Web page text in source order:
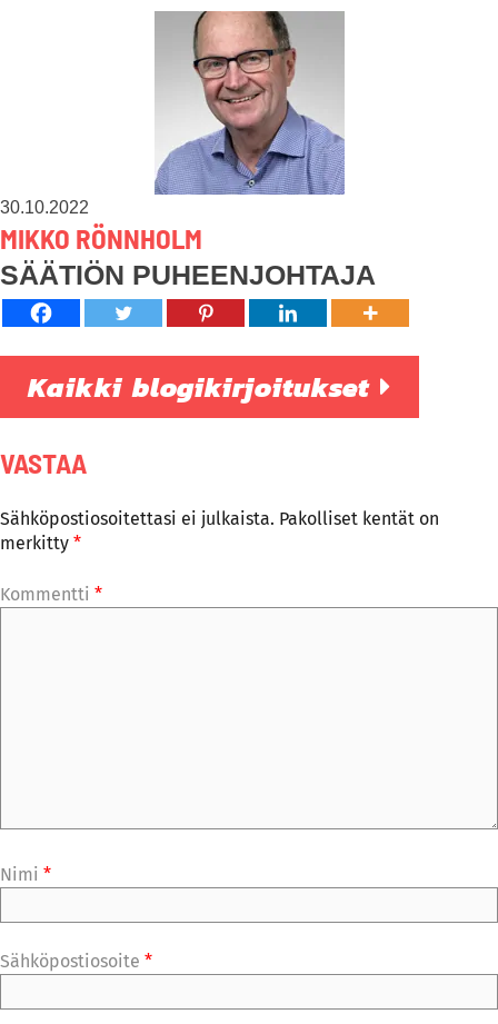
30.10.2022
MIKKO RÖNNHOLM
SÄÄTIÖN PUHEENJOHTAJA
Kaikki blogikirjoitukset
VASTAA
Sähköpostiosoitettasi ei julkaista. Pakolliset kentät on
merkitty *
Kommentti *
Nimi *
Sähköpostiosoite *